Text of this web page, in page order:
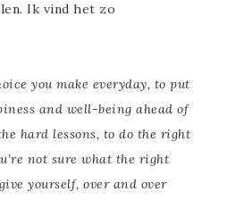
Ik vind het zo
you make everyday, to put
and well-being ahead of
hard lessons, to do the right
not sure what the right
yourself, over and over